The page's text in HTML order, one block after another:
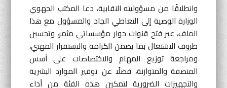
وانطلاقًا من مسؤوليته النقابية، دعا المكتب الجهوي
الوزارة الوصية إلى التعاطي الجاد والمسؤول مع هذا
الملف، عبر فتح قنوات حوار مؤسساتي مثمر، وتحسين
ظروف الاشتغال بما يضمن الكرامة والاستقرار المهني،
ومراجعة توزيع المهام والاختصاصات على أسس
المنصفة والمتوازنة، فضلًا عن توفير الموارد البشرية
والتجهيزات الضرورية لتمكين هذه الفئة من أداء